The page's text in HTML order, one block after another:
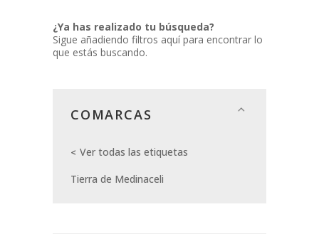
¿Ya has realizado tu búsqueda?
Sigue añadiendo filtros aquí para encontrar lo
que estás buscando.
COMARCAS
Ver todas las etiquetas
Tierra de Medinaceli